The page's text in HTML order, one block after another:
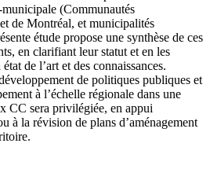
(Communautés
de Montréal, et municipalités
étude propose une synthèse de ces
en clarifiant leur statut et en les
de l’art et des connaissances.
de politiques publiques et
à l’échelle régionale dans une
CC sera privilégiée, en appui
à la révision de plans d’aménagement